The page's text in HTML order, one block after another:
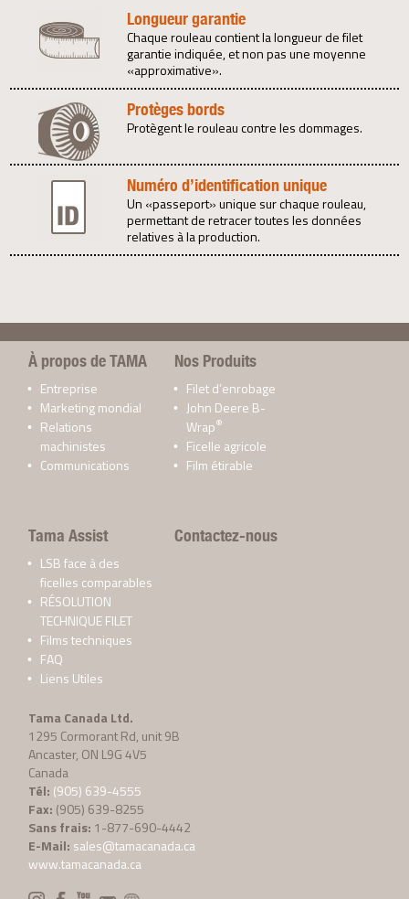
Longueur garantie
Chaque rouleau contient la longueur de filet
garantie indiquée, et non pas une moyenne
«approximative».
Protèges bords
Protègent le rouleau contre les dommages.
Numéro d’identification unique
Un «passeport» unique sur chaque rouleau,
permettant de retracer toutes les données
relatives à la production.
À propos de TAMA
Entreprise
Marketing mondial
Relations
machinistes
Communications
Nos Produits
Filet d’enrobage
John Deere B-
Wrap®
Ficelle agricole
Film étirable
Tama Assist
LSB face à des
ficelles comparables
RÉSOLUTION
TECHNIQUE FILET
Films techniques
FAQ
Liens Utiles
Contactez-nous
Tama Canada Ltd.
1295 Cormorant Rd, unit 9B
Ancaster, ON L9G 4V5
Canada
Tél: (905) 639-4555
Fax: (905) 639-8255
Sans frais: 1-877-690-4442
E-Mail: sales@tamacanada.ca
www.tamacanada.ca